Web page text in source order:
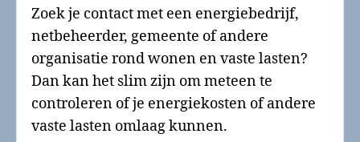
Zoek je contact met een energiebedrijf,
netbeheerder, gemeente of andere
organisatie rond wonen en vaste lasten?
Dan kan het slim zijn om meteen te
controleren of je energiekosten of andere
vaste lasten omlaag kunnen.